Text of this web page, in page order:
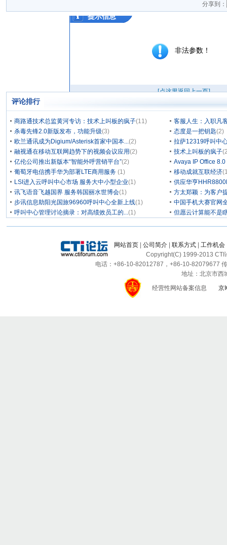
分享到：
评论排行
商路通技术总监黄河专访：技术上叫板的疯子(11)
客服人生：入职凡
杀毒先锋2.0新版发布，功能升级(3) 态度是一把钥匙(2)
欧兰通讯成为Digium/Asterisk首家中国本...(2)
拉萨12319呼叫中
融视通在移动互联网趋势下的视频会议应用(2) 技术上叫板的疯子
亿伦公司推出新版本“智能外呼营销平台”(2)
Avaya IP Office 8.0
葡萄牙电信携手华为部署LTE商用服务 (1) 移动成就互联经济
LSI进入云呼叫中心市场 服务大中小型企业(1)
供应华亨
讯飞语音飞越国界 服务韩国丽水世博会(1)
方太郑颖：为客户
步讯信息助阳光国旅96960呼叫中心全新上线(1)
中国手机大赛官网
呼叫中心管理讨论摘录：对高绩效员工的...(1) 但愿云计算能不是
网站首页 公司简介 联系方式 工作机会
Copyright(C) 1999-2013 CTI
电话：+86-10-82012787，+86-10-82079677
地址：北京市西
经营性网站备案信息
京